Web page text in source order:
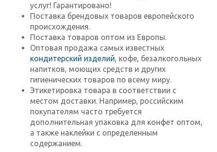
услуг! Гарантировано!
Поставка брендовых товаров европейского
происхождения.
Поставка товаров оптом из Европы.
Оптовая продажа самых известных
кондитерский изделий, кофе, безалкогольных
напитков, моющих средств и других
гигиенических товаров по всему миру.
Этикетировка товара в соответствии с
местом доставки. Например, российским
покупателям часто требуется
дополнительная упаковка для конфет оптом,
а также наклейки с определенным
содержанием.